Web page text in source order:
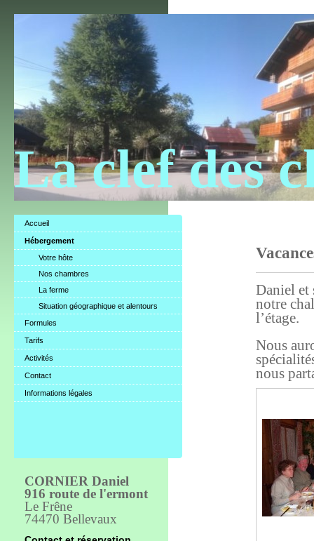
La clef des
Daniel et
notre
l’étage.
Nous
nous
Accueil
Hébergement
Votre hôte
Nos chambres
La ferme
Situation géographique et alentours
Formules
Tarifs
Activités
Contact
Informations légales
CORNIER Daniel
916 route de l'ermont
Le Frêne
74470 Bellevaux